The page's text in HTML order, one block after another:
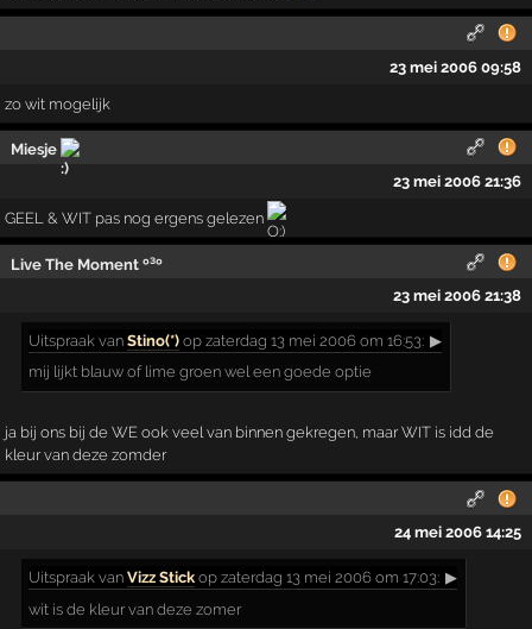
23 mei 2006 09:58
zo wit mogelijk
Miesje
23 mei 2006 21:36
GEEL & WIT pas nog ergens gelezen
Live The Moment º³º
23 mei 2006 21:38
Uitspraak vanStino(*) op zaterdag 13 mei 2006 om 16:53: ▶
mij lijkt blauw of lime groen wel een goede optie
ja bij ons bij de WE ook veel van binnen gekregen, maar WIT is idd de
kleur van deze zomder
24 mei 2006 14:25
Uitspraak vanVizz Stick op zaterdag 13 mei 2006 om 17:03: ▶
wit is de kleur van deze zomer